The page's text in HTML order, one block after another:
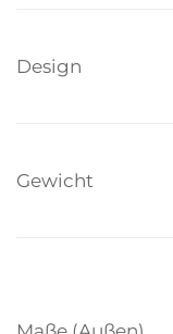
Design
Gewicht